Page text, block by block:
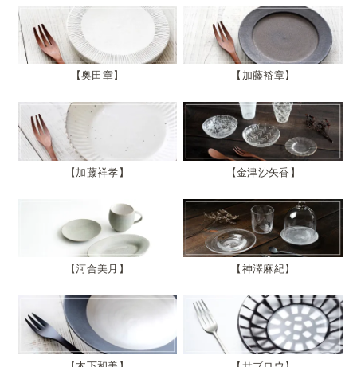
奥田章 加藤裕章
加藤祥孝 金津沙矢香
河合美月 神澤麻紀